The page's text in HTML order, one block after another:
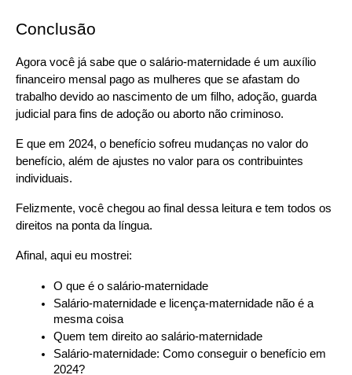
Conclusão
Agora você já sabe que o salário-maternidade é um auxílio
financeiro mensal pago as mulheres que se afastam do
trabalho devido ao nascimento de um filho, adoção, guarda
judicial para fins de adoção ou aborto não criminoso.
E que em 2024, o benefício sofreu mudanças no valor do
benefício, além de ajustes no valor para os contribuintes
individuais.
Felizmente, você chegou ao final dessa leitura e tem todos os
direitos na ponta da língua.
Afinal, aqui eu mostrei:
O que é o salário-maternidade
Salário-maternidade e licença-maternidade não é a
mesma coisa
Quem tem direito ao salário-maternidade
Salário-maternidade: Como conseguir o benefício em
2024?